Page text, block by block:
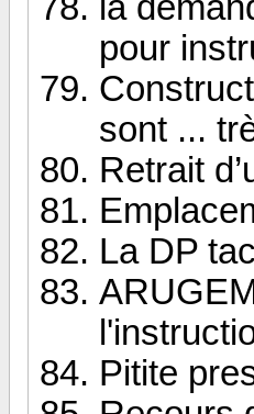
pour
sont ...
Retrait
La DP
Pitite